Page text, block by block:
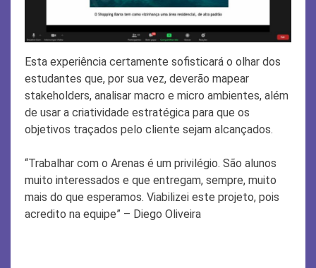
Esta experiência certamente sofisticará o olhar dos
estudantes que, por sua vez, deverão mapear
stakeholders, analisar macro e micro ambientes, além
de usar a criatividade estratégica para que os
objetivos traçados pelo cliente sejam alcançados.
“Trabalhar com o Arenas é um privilégio. São alunos
muito interessados e que entregam, sempre, muito
mais do que esperamos. Viabilizei este projeto, pois
acredito na equipe” – Diego Oliveira